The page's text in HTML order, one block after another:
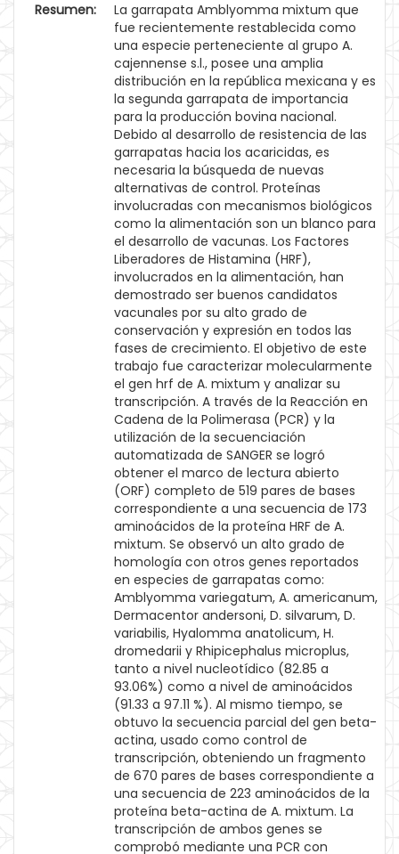
Resumen:
La garrapata Amblyomma mixtum que
fue recientemente restablecida como
una especie perteneciente al grupo A.
cajennense s.l., posee una amplia
distribución en la república mexicana y es
la segunda garrapata de importancia
para la producción bovina nacional.
Debido al desarrollo de resistencia de las
garrapatas hacia los acaricidas, es
necesaria la búsqueda de nuevas
alternativas de control. Proteínas
involucradas con mecanismos biológicos
como la alimentación son un blanco para
el desarrollo de vacunas. Los Factores
Liberadores de Histamina (HRF),
involucrados en la alimentación, han
demostrado ser buenos candidatos
vacunales por su alto grado de
conservación y expresión en todos las
fases de crecimiento. El objetivo de este
trabajo fue caracterizar molecularmente
el gen hrf de A. mixtum y analizar su
transcripción. A través de la Reacción en
Cadena de la Polimerasa (PCR) y la
utilización de la secuenciación
automatizada de SANGER se logró
obtener el marco de lectura abierto
(ORF) completo de 519 pares de bases
correspondiente a una secuencia de 173
aminoácidos de la proteína HRF de A.
mixtum. Se observó un alto grado de
homología con otros genes reportados
en especies de garrapatas como:
Amblyomma variegatum, A. americanum,
Dermacentor andersoni, D. silvarum, D.
variabilis, Hyalomma anatolicum, H.
dromedarii y Rhipicephalus microplus,
tanto a nivel nucleotídico (82.85 a
93.06%) como a nivel de aminoácidos
(91.33 a 97.11 %). Al mismo tiempo, se
obtuvo la secuencia parcial del gen beta-
actina, usado como control de
transcripción, obteniendo un fragmento
de 670 pares de bases correspondiente a
una secuencia de 223 aminoácidos de la
proteína beta-actina de A. mixtum. La
transcripción de ambos genes se
comprobó mediante una PCR con